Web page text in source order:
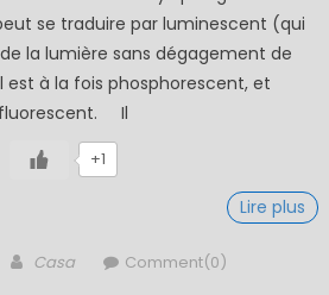
se traduire par luminescent (qui
la lumière sans dégagement de
est à la fois phosphorescent, et
fluorescent. Il
+1
Lire plus
Author
Casa Comment(0)